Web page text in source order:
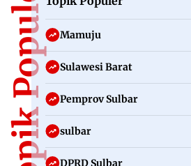
Topik Populer Mamuju
Sulawesi Barat
Pemprov Sulbar
sulbar
DPRD Sulbar